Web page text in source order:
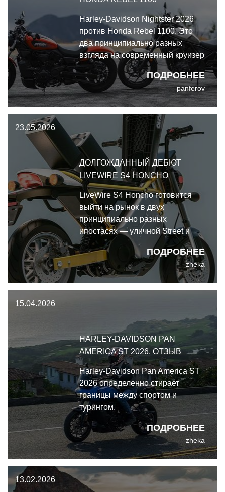
ПОДРОБНЕЕ
Harley-Davidson Nightster 2026
против Honda Rebel 1100. Это
два принципиально разных
взгляда на современный круизер
с уникальными силовыми
установками.
panferov
23.05.2026
ДОЛГОЖДАННЫЙ ДЕБЮТ
LIVEWIRE S4 HONCHO
ПОДРОБНЕЕ
LiveWire S4 Honcho готовится
выйти на рынок в двух
принципиально разных
ипостасях — уличной Street и
внедорожной Trail. Обе версии
позиционируются как
электрический эквивалент 125-
кубового ДВС-мотоцикла, и не
зря в кулуарах LiveWire S4
zheka
15.04.2026
HARLEY-DAVIDSON PAN
AMERICA ST 2026. ОТЗЫВ
ПОДРОБНЕЕ
Harley-Davidson Pan America ST
2026 определенно стирает
границы между спортом и
турингом.
zheka
13.02.2026